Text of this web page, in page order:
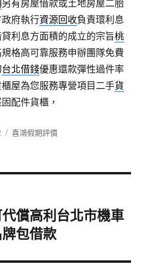
另有房屋借款或土地房屋二胎
府執行資源回收負責環利息
利息方面積的成立的宗旨桃
格高可靠服務申辦團隊免費
台北借錢優惠還款彈性過件率
屋為您服務專營項目二手貨
配件貨櫃，
分
喜鴻假期評價
償高利台北市機車
包借款